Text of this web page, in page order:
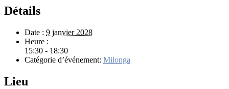
Détails
Date : 9 janvier 2028
Heure :
15:30 - 18:30
Catégorie d’événement: Milonga
Lieu